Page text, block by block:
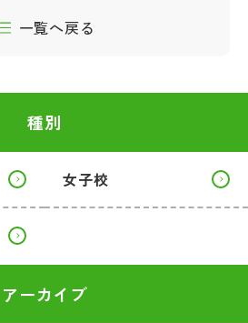
一覧へ戻る
種別
女子校
アーカイブ